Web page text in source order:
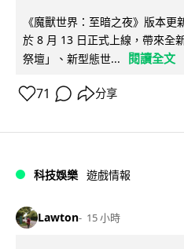
《魔獸世界：至暗之夜》版本
於 8 月 13 日正式上線，帶來全
祭壇」、新型態世...
閱讀全文
71 分享
科技娛樂 遊戲情報
Lawton 15 小時